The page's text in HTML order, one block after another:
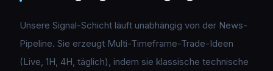
Unsere Signal-Schicht läuft unabhängig von der News-
Pipeline. Sie erzeugt Multi-Timeframe-Trade-Ideen
(Live, 1H, 4H, täglich), indem sie klassische technische